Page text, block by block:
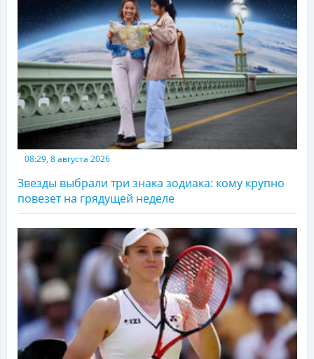
08:29, 8 августа 2026
Звезды выбрали три знака зодиака: кому крупно
повезет на грядущей неделе